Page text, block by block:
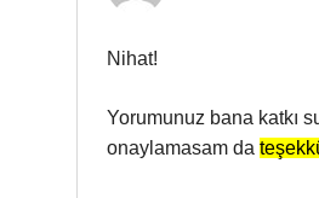
Nihat!
Yorumunuz bana katkı
onaylamasam da